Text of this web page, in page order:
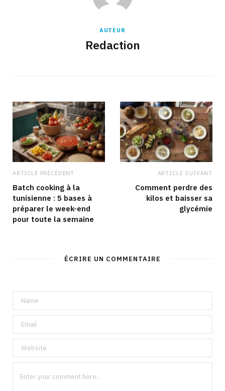
AUTEUR
Redaction
ARTICLE PRÉCÉDENT
Batch cooking à la
tunisienne : 5 bases à
préparer le week-end
pour toute la semaine
ARTICLE SUIVANT
Comment perdre des
kilos et baisser sa
glycémie
ÉCRIRE UN COMMENTAIRE